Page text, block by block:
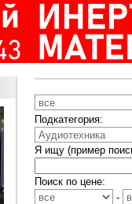
Подкатегория:
Я ищу (пример
Поиск по цене:
-